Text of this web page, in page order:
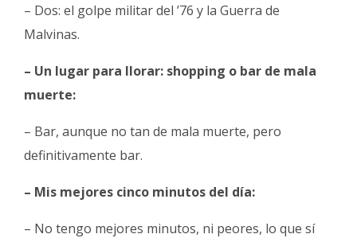
– Dos: el golpe militar del ’76 y la Guerra de
Malvinas.
– Un lugar para llorar: shopping o bar de mala
muerte:
– Bar, aunque no tan de mala muerte, pero
definitivamente bar.
– Mis mejores cinco minutos del día:
– No tengo mejores minutos, ni peores, lo que sí